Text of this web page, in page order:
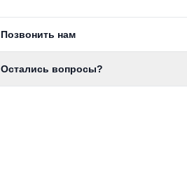
Позвонить нам
Остались вопросы?